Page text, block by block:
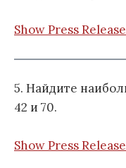
Show Press
5. Найдите
42 и 70.
Show Press